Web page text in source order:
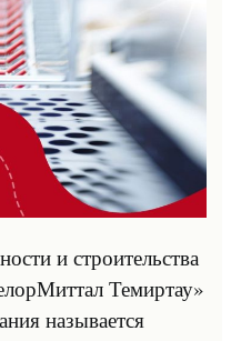
и строительства
Темиртау»
называется